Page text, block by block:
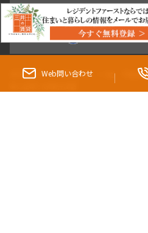
Web問い合わせ
0120-
9:30~18:00（
東京都知事（3）第96482号 （一社） 不動産